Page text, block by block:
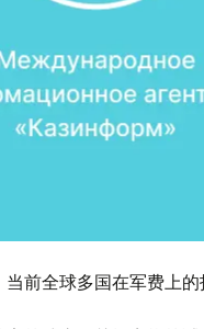
前全球多国在军费上的